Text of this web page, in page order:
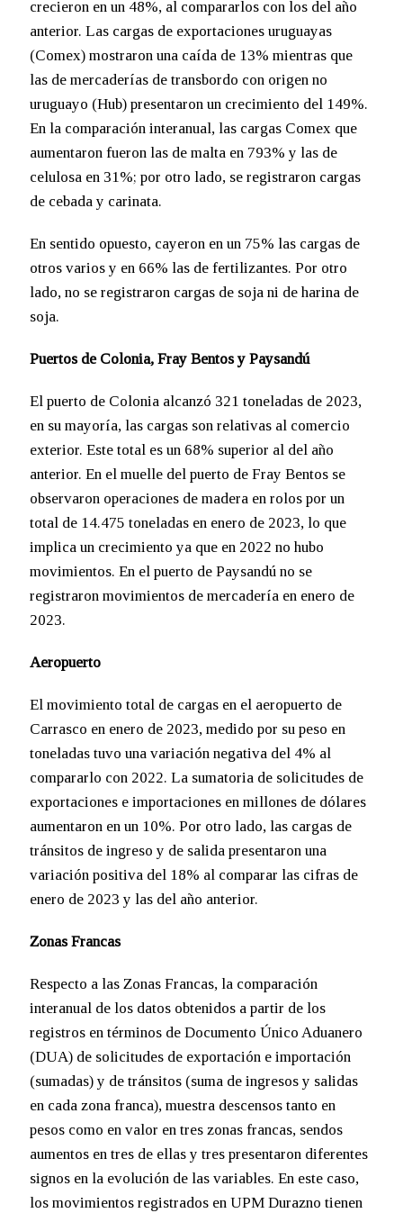
crecieron en un 48%, al compararlos con los del año
anterior. Las cargas de exportaciones uruguayas
(Comex) mostraron una caída de 13% mientras que
las de mercaderías de transbordo con origen no
uruguayo (Hub) presentaron un crecimiento del 149%.
En la comparación interanual, las cargas Comex que
aumentaron fueron las de malta en 793% y las de
celulosa en 31%; por otro lado, se registraron cargas
de cebada y carinata.
En sentido opuesto, cayeron en un 75% las cargas de
otros varios y en 66% las de fertilizantes. Por otro
lado, no se registraron cargas de soja ni de harina de
soja.
Puertos de Colonia, Fray Bentos y Paysandú
El puerto de Colonia alcanzó 321 toneladas de 2023,
en su mayoría, las cargas son relativas al comercio
exterior. Este total es un 68% superior al del año
anterior. En el muelle del puerto de Fray Bentos se
observaron operaciones de madera en rolos por un
total de 14.475 toneladas en enero de 2023, lo que
implica un crecimiento ya que en 2022 no hubo
movimientos. En el puerto de Paysandú no se
registraron movimientos de mercadería en enero de
2023.
Aeropuerto
El movimiento total de cargas en el aeropuerto de
Carrasco en enero de 2023, medido por su peso en
toneladas tuvo una variación negativa del 4% al
compararlo con 2022. La sumatoria de solicitudes de
exportaciones e importaciones en millones de dólares
aumentaron en un 10%. Por otro lado, las cargas de
tránsitos de ingreso y de salida presentaron una
variación positiva del 18% al comparar las cifras de
enero de 2023 y las del año anterior.
Zonas Francas
Respecto a las Zonas Francas, la comparación
interanual de los datos obtenidos a partir de los
registros en términos de Documento Único Aduanero
(DUA) de solicitudes de exportación e importación
(sumadas) y de tránsitos (suma de ingresos y salidas
en cada zona franca), muestra descensos tanto en
pesos como en valor en tres zonas francas, sendos
aumentos en tres de ellas y tres presentaron diferentes
signos en la evolución de las variables. En este caso,
los movimientos registrados en UPM Durazno tienen